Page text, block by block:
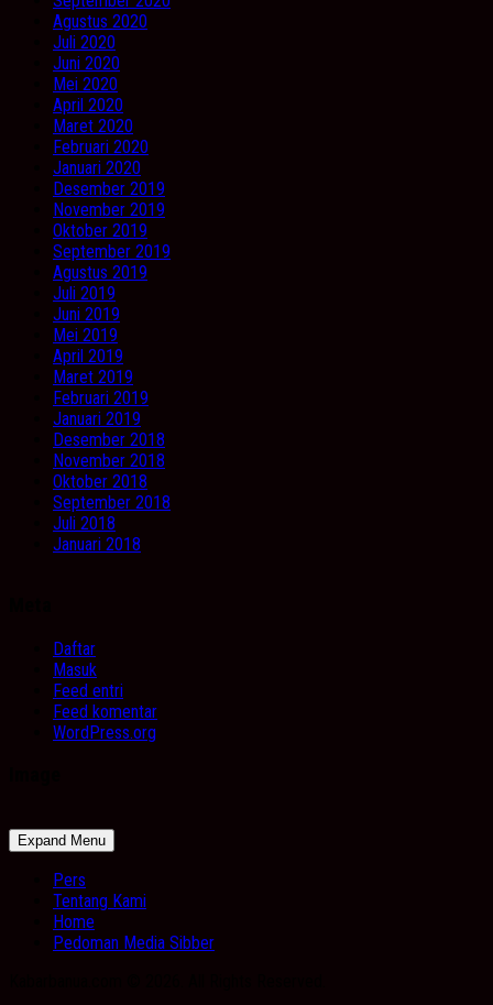
Agustus 2020
Juli 2020
Juni 2020
Mei 2020
April 2020
Maret 2020
Februari 2020
Januari 2020
Desember 2019
November 2019
Oktober 2019
September 2019
Agustus 2019
Juli 2019
Juni 2019
Mei 2019
April 2019
Maret 2019
Februari 2019
Januari 2019
Desember 2018
November 2018
Oktober 2018
September 2018
Juli 2018
Januari 2018
Daftar
Masuk
Feed entri
Feed komentar
WordPress.org
Expand Menu
Pers
Tentang Kami
Home
Pedoman Media Sibber